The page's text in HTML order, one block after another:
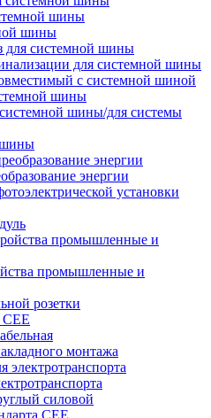
шины
шины
для системной шины
для системной шины
с системной шиной
шины
шины/для системы
шины
энергии
установки
промышленные и
розетки
CEE
монтажа
электротранспорта
силовой
CEE